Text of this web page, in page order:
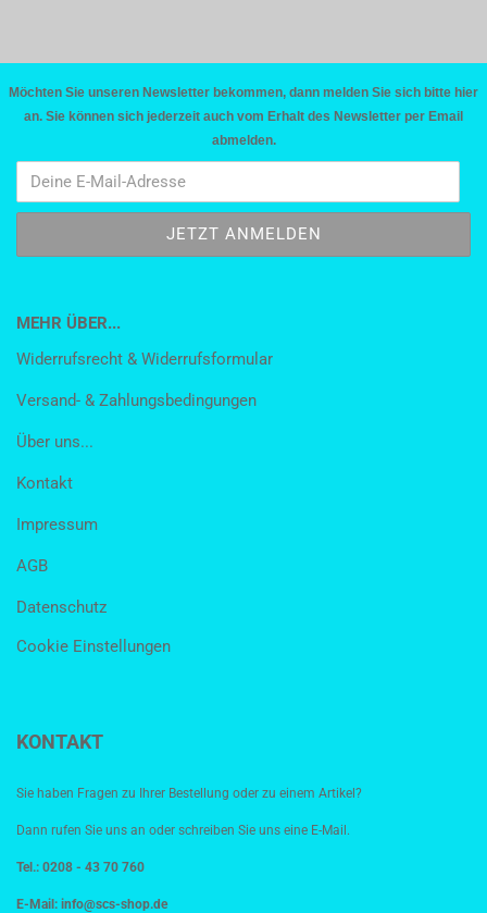
Möchten Sie unseren Newsletter bekommen, dann melden Sie sich bitte hier
an. Sie können sich jederzeit auch vom Erhalt des Newsletter per Email
abmelden.
MEHR ÜBER...
Widerrufsrecht & Widerrufsformular
Versand- & Zahlungsbedingungen
Über uns...
Kontakt
Impressum
AGB
Datenschutz
Cookie Einstellungen
KONTAKT
Sie haben Fragen zu Ihrer Bestellung oder zu einem Artikel?
Dann rufen Sie uns an oder schreiben Sie uns eine E-Mail.
Tel.: 0208 - 43 70 760
E-Mail: info@scs-shop.de